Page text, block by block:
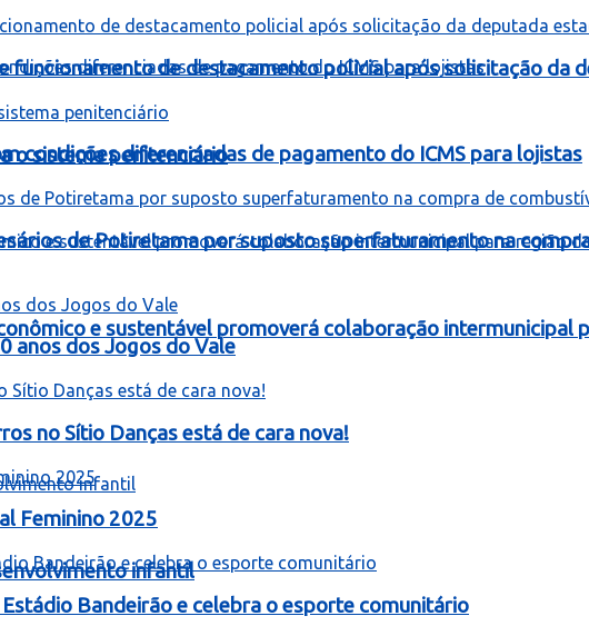
condições diferenciadas de pagamento do ICMS para lojistas
e sustentável promoverá colaboração intermunicipal
infantil
de destacamento policial após solicitação da
o sistema penitenciário
de Potiretama por suposto superfaturamento na
anos dos Jogos do Vale
no Sítio Danças está de cara nova!
Feminino 2025
Bandeirão e celebra o esporte comunitário